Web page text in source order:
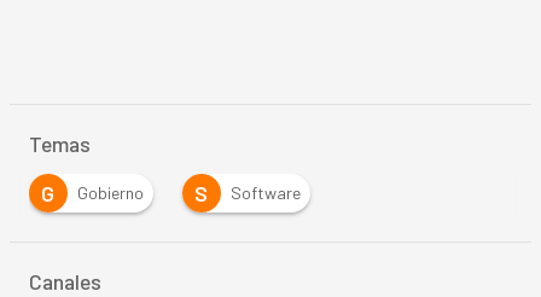
Temas
G
Gobierno S Software
Canales